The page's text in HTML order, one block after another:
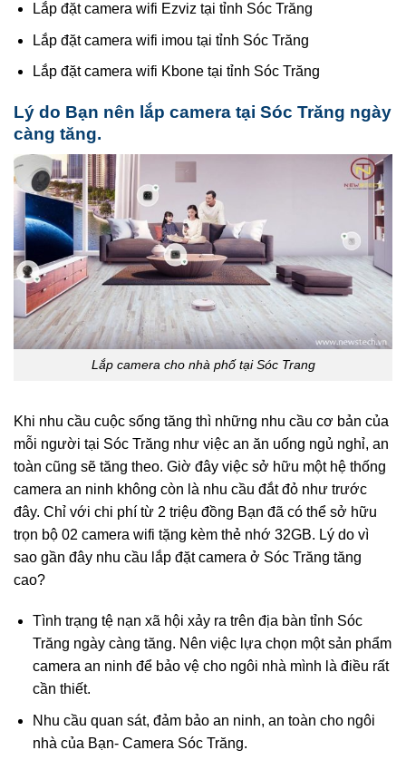
Lắp đặt camera wifi Ezviz tại tỉnh Sóc Trăng
Lắp đặt camera wifi imou tại tỉnh Sóc Trăng
Lắp đặt camera wifi Kbone tại tỉnh Sóc Trăng
Lý do Bạn nên lắp camera tại Sóc Trăng ngày
càng tăng.
Lắp camera cho nhà phố tại Sóc Trang
Khi nhu cầu cuộc sống tăng thì những nhu cầu cơ bản của
mỗi người tại Sóc Trăng như việc an ăn uống ngủ nghỉ, an
toàn cũng sẽ tăng theo. Giờ đây việc sở hữu một hệ thống
camera an ninh không còn là nhu cầu đắt đỏ như trước
đây. Chỉ với chi phí từ 2 triệu đồng Bạn đã có thể sở hữu
trọn bộ 02 camera wifi tặng kèm thẻ nhớ 32GB. Lý do vì
sao gần đây nhu cầu lắp đặt camera ở Sóc Trăng tăng
cao?
Tình trạng tệ nạn xã hội xảy ra trên địa bàn tỉnh Sóc
Trăng ngày càng tăng. Nên việc lựa chọn một sản phẩm
camera an ninh để bảo vệ cho ngôi nhà mình là điều rất
cần thiết.
Nhu cầu quan sát, đảm bảo an ninh, an toàn cho ngôi
nhà của Bạn- Camera Sóc Trăng.